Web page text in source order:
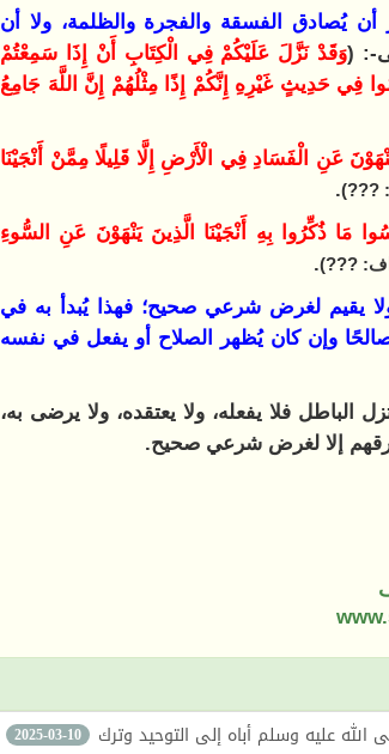
أن يُصادق الفسقة والفجرة والظلمة، ولا أن
: (وَقَدْ نَزَّلَ عَلَيْكُمْ فِي الْكِتَابِ أَنْ إِذَا سَمِعْتُمْ
فِي حَدِيثٍ غَيْرِهِ إِنَّكُمْ إِذًا مِثْلُهُمْ إِنَّ اللَّهَ جَامِعُ
عَنِ الْفَسَادِ فِي الْأَرْضِ إِلَّا قَلِيلًا مِمَّنْ أَنْجَيْنَا
???)
.
مَا ذُكِّرُوا بِهِ أَنْجَيْنَا الَّذِينَ يَنْهَوْنَ عَنِ السُّوءِ
???)
.
يقيم لغرض شرعي صحيح؛ فهذا يُبدأ به في
صالحًا وإن كان يُظهر الصلاح أو يفعل في نفسه
فلا يفعله، ولا يعتقده، ولا يرضى به،
إلا لغرض شرعي صحيح.
2025-03-10 (203) دعوة إبراهيم صلى الله عليه وسلم أباه إلى التوحيد وترك